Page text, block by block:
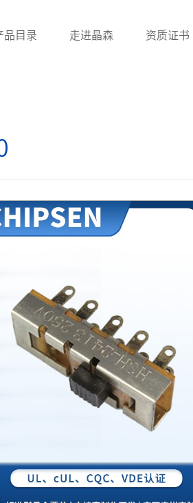
品目录 走进晶森 资质证书
一
开关插座